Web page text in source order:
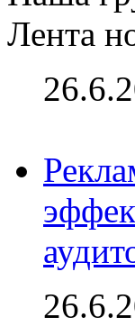
Лента